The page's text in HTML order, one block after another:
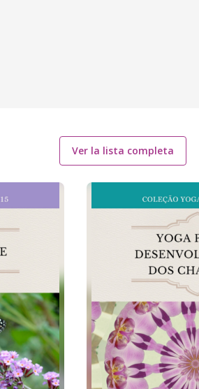
Ver la lista completa